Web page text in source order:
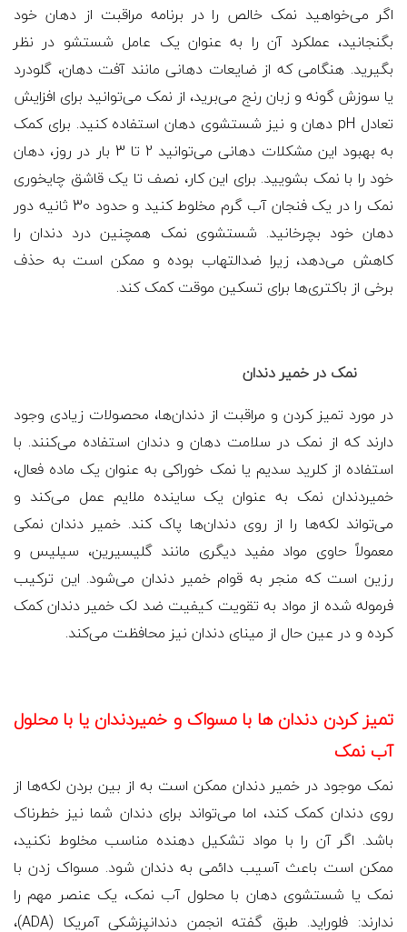
اگر می‌خواهید نمک خالص را در برنامه مراقبت از دهان خود
بگنجانید، عملکرد آن را به عنوان یک عامل شستشو در نظر
بگیرید. هنگامی که از ضایعات دهانی مانند آفت دهان، گلودرد
یا سوزش گونه و زبان رنج می‌برید، از نمک می‌توانید برای افزایش
تعادل pH دهان و نیز شستشوی دهان استفاده کنید. برای کمک
به بهبود این مشکلات دهانی می‌توانید 2 تا 3 بار در روز، دهان
خود را با نمک بشویید. برای این کار، نصف تا یک قاشق چایخوری
نمک را در یک فنجان آب گرم مخلوط کنید و حدود 30 ثانیه دور
دهان خود بچرخانید. شستشوی نمک همچنین درد دندان را
کاهش می‌دهد، زیرا ضدالتهاب بوده و ممکن است به حذف
برخی از باکتری‌ها برای تسکین موقت کمک کند.
نمک در خمیر دندان
در مورد تمیز کردن و مراقبت از دندان‌ها، محصولات زیادی وجود
دارند که از نمک در سلامت دهان و دندان استفاده می‌کنند. با
استفاده از کلرید سدیم یا نمک خوراکی به عنوان یک ماده فعال،
خمیردندان نمک به عنوان یک ساینده ملایم عمل می‌کند و
می‌تواند لکه‌ها را از روی دندان‌ها پاک کند. خمیر دندان نمکی
معمولاً حاوی مواد مفید دیگری مانند گلیسیرین، سیلیس و
رزین است که منجر به قوام خمیر دندان می‌شود. این ترکیب
فرموله شده از مواد به تقویت کیفیت ضد لک خمیر دندان کمک
کرده و در عین حال از مینای دندان نیز محافظت می‌کند.
تمیز کردن دندان ها با مسواک و خمیردندان یا با محلول
آب نمک
نمک موجود در خمیر دندان ممکن است به از بین بردن لکه‌ها از
روی دندان کمک کند، اما می‌تواند برای دندان شما نیز خطرناک
باشد. اگر آن را با مواد تشکیل دهنده مناسب مخلوط نکنید،
ممکن است باعث آسیب دائمی به دندان شود. مسواک زدن با
نمک یا شستشوی دهان با محلول آب نمک، یک عنصر مهم را
ندارند: فلوراید. طبق گفته انجمن دندانپزشکی آمریکا (ADA)،